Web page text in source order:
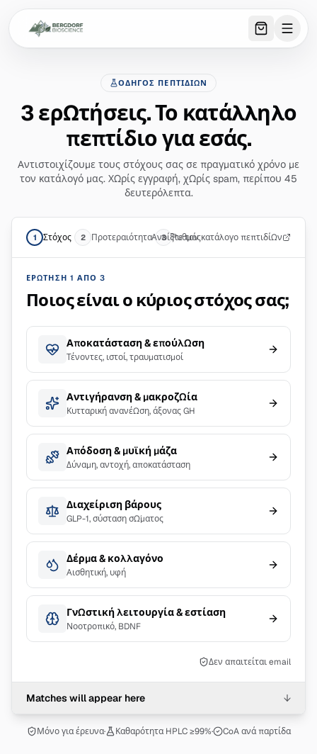
0 item
ΟΔΗΓΌΣ ΠΕΠΤΙΔΊΩΝ
3 ερωτήσεις. Το κατάλληλο
πεπτίδιο για εσάς.
Αντιστοιχίζουμε τους στόχους σας σε πραγματικό χρόνο με
τον κατάλογό μας. Χωρίς εγγραφή, χωρίς spam, περίπου 45
δευτερόλεπτα.
1 Στόχος 2 Προτεραιότητα 3 Ρυθμός
Ανοίξτε τον κατάλογο πεπτιδίων
ΕΡΏΤΗΣΗ 1 ΑΠΌ 3
Ποιος είναι ο κύριος στόχος σας;
Αποκατάσταση & επούλωση
Τένοντες, ιστοί, τραυματισμοί
Αντιγήρανση & μακροζωία
Κυτταρική ανανέωση, άξονας GH
Απόδοση & μυϊκή μάζα
Δύναμη, αντοχή, αποκατάσταση
Διαχείριση βάρους
GLP-1, σύσταση σώματος
Δέρμα & κολλαγόνο
Αισθητική, υφή
Γνωστική λειτουργία & εστίαση
Νοοτροπικό, BDNF
Δεν απαιτείται email
Matches will appear here ↓
Μόνο για έρευνα· Καθαρότητα HPLC ≥99%· CoA ανά παρτίδα